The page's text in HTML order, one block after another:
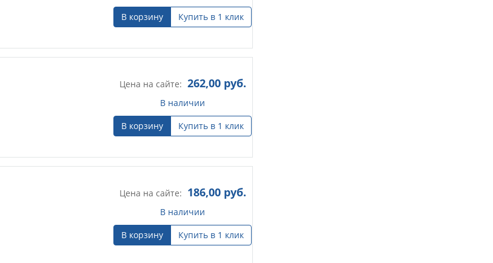
В корзину
Купить в 1 клик
Цена на сайте: 262,00руб.
В наличии
В корзину
Купить в 1 клик
Цена на сайте: 186,00руб.
В наличии
В корзину
Купить в 1 клик